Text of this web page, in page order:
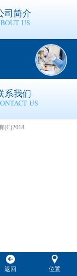
司简介
US
系我们
US
(C)2018
返回 位置